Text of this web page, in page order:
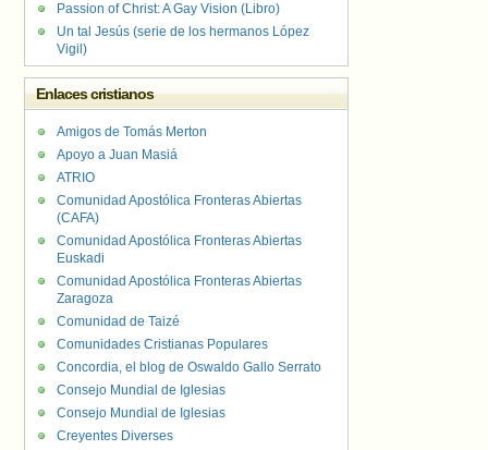
Passion of Christ: A Gay Vision (Libro)
Un tal Jesús (serie de los hermanos López
Vigil)
Enlaces cristianos
Amigos de Tomás Merton
Apoyo a Juan Masiá
ATRIO
Comunidad Apostólica Fronteras Abiertas
(CAFA)
Comunidad Apostólica Fronteras Abiertas
Euskadi
Comunidad Apostólica Fronteras Abiertas
Zaragoza
Comunidad de Taizé
Comunidades Cristianas Populares
Concordia, el blog de Oswaldo Gallo Serrato
Consejo Mundial de Iglesias
Consejo Mundial de Iglesias
Creyentes Diverses